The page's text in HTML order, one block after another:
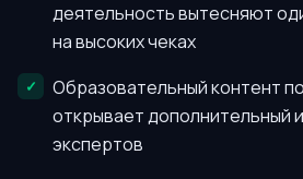
деятельность вытесняют
на высоких чеках
Образовательный контент
открывает дополнительный
экспертов